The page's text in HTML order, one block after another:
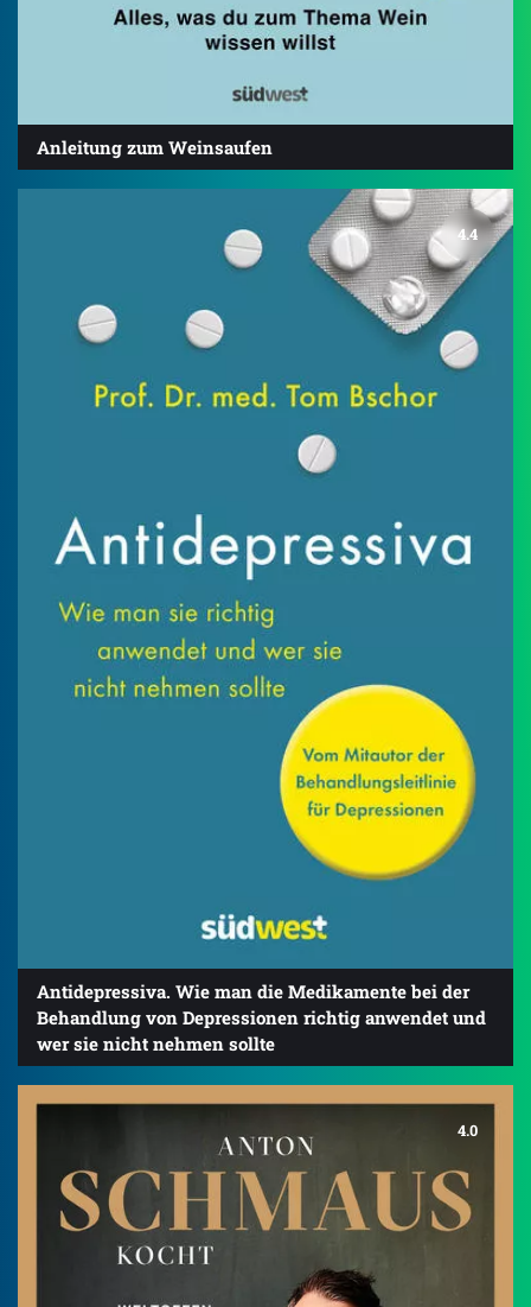
Anleitung zum Weinsaufen
4.4
Antidepressiva. Wie man die Medikamente bei der
Behandlung von Depressionen richtig anwendet und
wer sie nicht nehmen sollte
4.0